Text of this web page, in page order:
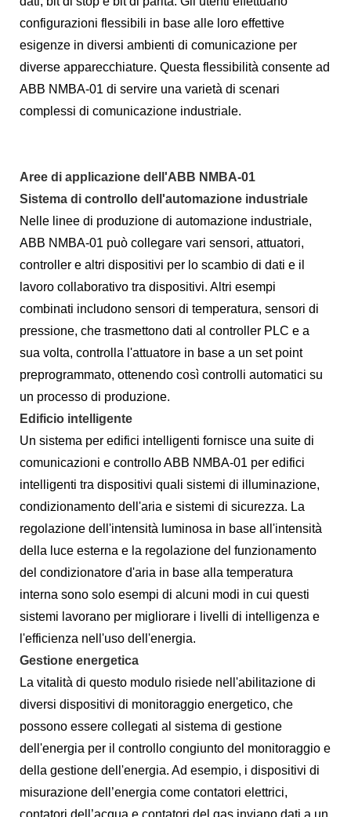
configurazioni flessibili in base alle loro effettive
esigenze in diversi ambienti di comunicazione per
diverse apparecchiature. Questa flessibilità consente ad
ABB NMBA-01 di servire una varietà di scenari
complessi di comunicazione industriale.
Aree di applicazione dell'ABB NMBA-01
Sistema di controllo dell'automazione industriale
Nelle linee di produzione di automazione industriale,
ABB NMBA-01 può collegare vari sensori, attuatori,
controller e altri dispositivi per lo scambio di dati e il
lavoro collaborativo tra dispositivi. Altri esempi
combinati includono sensori di temperatura, sensori di
pressione, che trasmettono dati al controller PLC e a
sua volta, controlla l'attuatore in base a un set point
preprogrammato, ottenendo così controlli automatici su
un processo di produzione.
Edificio intelligente
Un sistema per edifici intelligenti fornisce una suite di
comunicazioni e controllo ABB NMBA-01 per edifici
intelligenti tra dispositivi quali sistemi di illuminazione,
condizionamento dell'aria e sistemi di sicurezza. La
regolazione dell'intensità luminosa in base all'intensità
della luce esterna e la regolazione del funzionamento
del condizionatore d'aria in base alla temperatura
interna sono solo esempi di alcuni modi in cui questi
sistemi lavorano per migliorare i livelli di intelligenza e
l'efficienza nell'uso dell'energia.
Gestione energetica
La vitalità di questo modulo risiede nell'abilitazione di
diversi dispositivi di monitoraggio energetico, che
possono essere collegati al sistema di gestione
dell'energia per il controllo congiunto del monitoraggio e
della gestione dell'energia. Ad esempio, i dispositivi di
misurazione dell’energia come contatori elettrici,
contatori dell’acqua e contatori del gas inviano dati a un